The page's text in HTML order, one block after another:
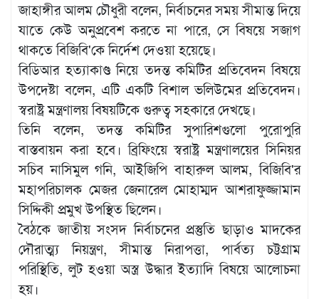
জাহাঙ্গীর আলম চৌধুরী বলেন, নির্বাচনের সময় সীমান্ত দিয়ে
যাতে কেউ অনুপ্রবেশ করতে না পারে, সে বিষয়ে সজাগ
থাকতে বিজিবি'কে নির্দেশ দেওয়া হয়েছে।
বিডিআর হত্যাকাণ্ড নিয়ে তদন্ত কমিটির প্রতিবেদন বিষয়ে
উপদেষ্টা বলেন, এটি একটি বিশাল ভলিউমের প্রতিবেদন।
স্বরাষ্ট্র মন্ত্রণালয় বিষয়টিকে গুরুত্ব সহকারে দেখছে।
তিনি বলেন, তদন্ত কমিটির সুপারিশগুলো পুরোপুরি
বাস্তবায়ন করা হবে। ব্রিফিংয়ে স্বরাষ্ট্র মন্ত্রণালয়ের সিনিয়র
সচিব নাসিমুল গনি, আইজিপি বাহারুল আলম, বিজিবি'র
মহাপরিচালক মেজর জেনারেল মোহাম্মদ আশরাফুজ্জামান
সিদ্দিকী প্রমুখ উপস্থিত ছিলেন।
বৈঠকে জাতীয় সংসদ নির্বাচনের প্রস্তুতি ছাড়াও মাদকের
দৌরাত্ম্য নিয়ন্ত্রণ, সীমান্ত নিরাপত্তা, পার্বত্য চট্টগ্রাম
পরিস্থিতি, লুট হওয়া অস্ত্র উদ্ধার ইত্যাদি বিষয়ে আলোচনা
হয়।